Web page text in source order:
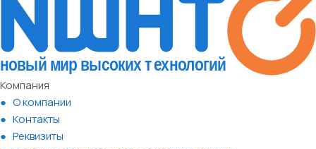
Компания
О компании
Контакты
Реквизиты